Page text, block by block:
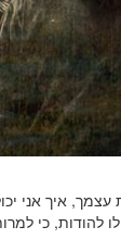
איך אני
להודות, כי